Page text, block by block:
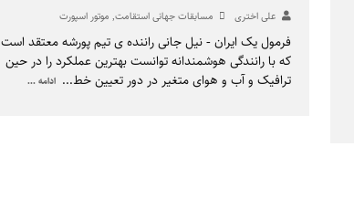
علی اختری مسابقات جهانی استقامت, موتور اسپورت
فرمول یک ایران - نیل جانی راننده ی تیم پورشه معتقد است
که با رانندگی هوشمندانه توانست بهترین عملکرد را در حین
ترافیک و آب و هوای متغیر در دور تعیین خط... ادامه ...